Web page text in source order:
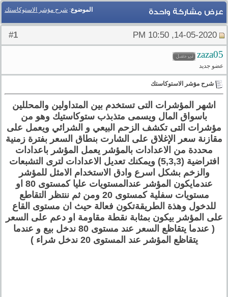
الموضوع: شرح مؤشر الاستوكاستك عرض مشاركة واحدة
1
zaza05
عضو جديد
شرح مؤشر الاستوكاستك
اشهر المؤشرات التى تستخدم بين المتداولين والمحللين
باسواق المال ويسمى متذبذب ستوكاستيك وهو من
مؤشرات التى تكشف الزحم البيعي و الشرائي ويعمل على
مقازنة سعر الإغلاق على الشارت بنطاق السعر بفترة زمنية
محددة من الاعدادات بالمؤشر يعمل المؤشر باعدادات
افتراضية (5,3,3) ويمكنك تعديل الاعدادات لترى التشبعات
والزخم بشكل اسرع وادق الاستخدام الامثل للمؤشر
عندمايكون المؤشر عندالمستويات عليا كمستوى 80 او
مستويات سفلية كمستوى 20 ومن ثم ننتظر التقاطع
للدخول وهذة الطريقةتكون فعالة حيث ان مستوى القاع
على المؤشر بيكون بمثابة نقطة مقاومة او دعم على السعر
( عندما يتقاظع السعر عند مستوى 80 ندخل بيع و عندما
يتقاظع المؤشر عند المستوى 20 ندخل شراء )